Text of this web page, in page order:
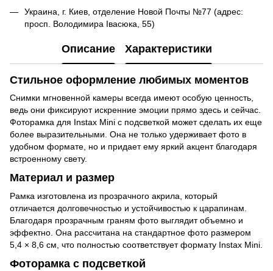
Украина, г. Киев, отделение Новой Почты №77 (адрес:
просп. Володимира Івасюка, 55)
Описание Характеристики
Стильное оформление любимых моментов
Снимки мгновенной камеры всегда имеют особую ценность,
ведь они фиксируют искренние эмоции прямо здесь и сейчас.
Фоторамка для Instax Mini с подсветкой может сделать их еще
более выразительными. Она не только удерживает фото в
удобном формате, но и придает ему яркий акцент благодаря
встроенному свету.
Материал и размер
Рамка изготовлена из прозрачного акрила, который
отличается долговечностью и устойчивостью к царапинам.
Благодаря прозрачным граням фото выглядит объемно и
эффектно. Она рассчитана на стандартное фото размером
5,4 × 8,6 см, что полностью соответствует формату Instax Mini.
Фоторамка с подсветкой